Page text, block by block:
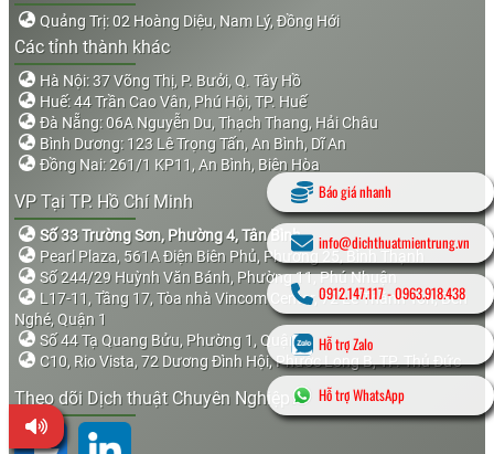
Quảng Trị: 02 Hoàng Diệu, Nam Lý, Đồng Hới
Các tỉnh thành khác
Hà Nội: 37 Võng Thị, P. Bưởi, Q. Tây Hồ
Huế: 44 Trần Cao Vân, Phú Hội, TP. Huế
Đà Nẵng: 06A Nguyễn Du, Thạch Thang, Hải Châu
Bình Dương: 123 Lê Trọng Tấn, An Bình, Dĩ An
Đồng Nai: 261/1 KP11, An Bình, Biên Hòa
VP Tại TP. Hồ Chí Minh
Số 33 Trường Sơn, Phường 4, Tân Bình
Pearl Plaza, 561A Điện Biên Phủ, Phường 25, Bình Thạnh
Số 244/29 Huỳnh Văn Bánh, Phường 11, Phú Nhuận
L17-11, Tầng 17, Tòa nhà Vincom Center, 72 Lê Thánh Tôn, Bến
Nghé, Quận 1
Số 44 Tạ Quang Bửu, Phường 1, Quận 8
C10, Rio Vista, 72 Dương Đình Hội, Phước Long B, TP. Thủ Đức
Theo dõi Dịch thuật Chuyên Nghiệp
Báo giá nhanh
info@dichthuatmientrung.vn
0912.147.117-0963.918.438
Hỗ trợ Zalo
Hỗ trợ WhatsApp